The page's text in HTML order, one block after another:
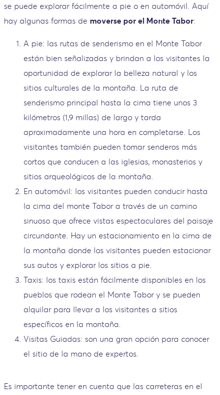
se puede explorar fácilmente a pie o en automóvil. Aquí
hay algunas formas de moverse por el Monte Tabor:
A pie: las rutas de senderismo en el Monte Tabor
están bien señalizadas y brindan a los visitantes la
oportunidad de explorar la belleza natural y los
sitios culturales de la montaña. La ruta de
senderismo principal hasta la cima tiene unos 3
kilómetros (1,9 millas) de largo y tarda
aproximadamente una hora en completarse. Los
visitantes también pueden tomar senderos más
cortos que conducen a las iglesias, monasterios y
sitios arqueológicos de la montaña.
En automóvil: los visitantes pueden conducir hasta
la cima del monte Tabor a través de un camino
sinuoso que ofrece vistas espectaculares del paisaje
circundante. Hay un estacionamiento en la cima de
la montaña donde los visitantes pueden estacionar
sus autos y explorar los sitios a pie.
Taxis: los taxis están fácilmente disponibles en los
pueblos que rodean el Monte Tabor y se pueden
alquilar para llevar a los visitantes a sitios
específicos en la montaña.
Visitas Guiadas: son una gran opción para conocer
el sitio de la mano de expertos.
Es importante tener en cuenta que las carreteras en el